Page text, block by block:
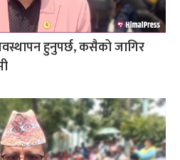
हुनुपर्छ, कसैको जागिर